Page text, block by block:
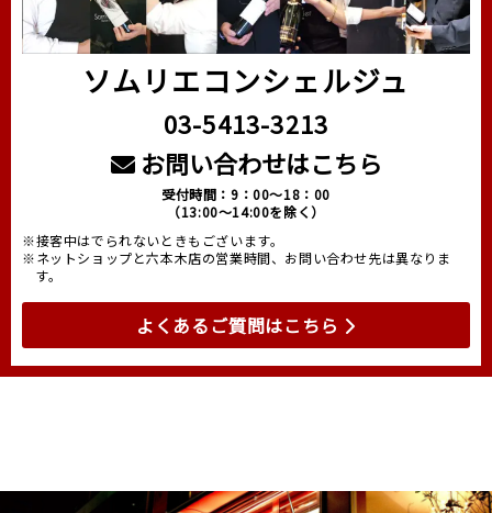
ソムリエコンシェルジュ
03-5413-3213
お問い合わせはこちら
受付時間：9：00～18：00
（13:00～14:00を除く）
※接客中はでられないときもございます。
※ネットショップと六本木店の営業時間、お問い合わせ先は異なりま
す。
よくあるご質問はこちら